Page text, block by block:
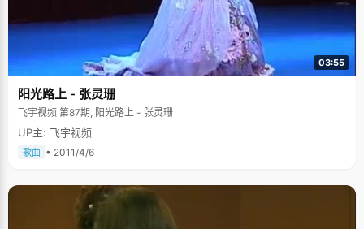
03:55
阳光路上 - 张灵珊
飞宇视频 第87期, 阳光路上 - 张灵珊
UP主: 飞宇视频
歌曲 • 2011/4/6